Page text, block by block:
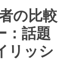
の比較
：話題
リッシ